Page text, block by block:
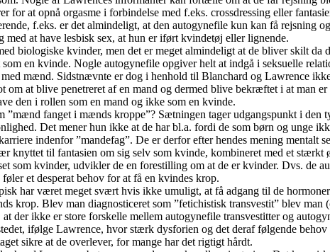
for at opnå orgasme i forbindelse med f.eks. crossdressing eller
f.eks. er det almindeligt, at den autogynefile kun kan få rejsning
med at have lesbisk sex, at hun er iført kvindetøj eller lignende.
biologiske kvinder, men det er meget almindeligt at de bliver skilt da
en kvinde. Nogle autogynefile opgiver helt at indgå i seksuelle
med mænd. Sidstnævnte er dog i henhold til Blanchard og Lawrence
om at blive penetreret af en mand og dermed blive bekræftet i at
den i rollen som en mand og ikke som en kvinde.
”mænd fanget i mænds kroppe”? Sætningen tager udgangspunkt i
Det mener hun ikke at de har bl.a. fordi de som børn og unge
indenfor ”mandefag”. De er derfor efter hendes mening
knyttet til fantasien om sig selv som kvinde, kombineret med et
som kvinder, udvikler de en forestilling om at de er kvinder. Dvs. de
et desperat behov for at få en kvindes krop.
har været meget svært hvis ikke umuligt, at få adgang til de
krop. Blev man diagnosticeret som ”fetichistisk transvestit” blev
der ikke er store forskelle mellem autogynefile transvestitter og
ifølge Lawrence, hvor stærk dysforien og det deraf følgende
sikre at de overlever, for mange har det rigtigt hårdt.